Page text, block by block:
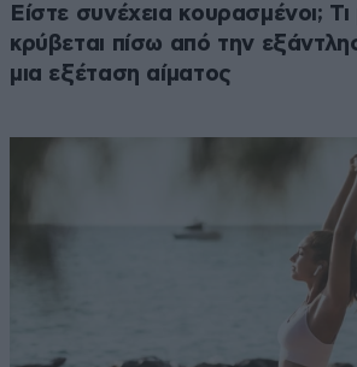
Είστε συνέχεια κουρασμένοι;
κρύβεται πίσω από την
μια εξέταση αίματος